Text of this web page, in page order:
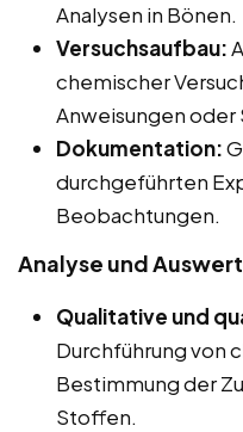
Analysen in Bönen.
Versuchsaufbau:
chemischer
Anweisungen
Dokumentation:
durchgeführten
Beobachtungen.
Analyse und
Qualitative und
Durchführung von
Bestimmung der
Stoffen.